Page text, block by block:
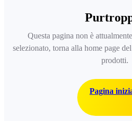
Questa pagina non è
selezionato, torna alla home page
prodotti.
Pagina